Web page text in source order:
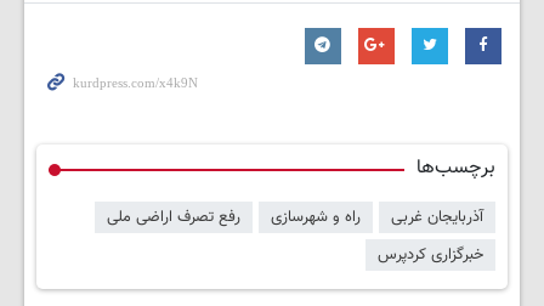
برچسب‌ها
آذربایجان غربی راه و شهرسازی
رفع تصرف اراضی ملی
خبرگزاری کردپرس